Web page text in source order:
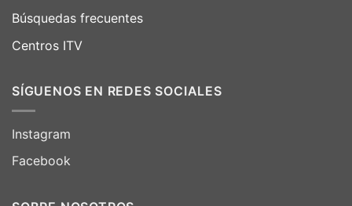
Búsquedas frecuentes
Centros ITV
SÍGUENOS EN REDES SOCIALES
Instagram
Facebook